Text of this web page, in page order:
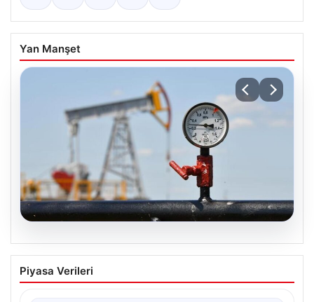
Yan Manşet
Petrol fiyatları 25 Mayıs: Petrol fiyatları
düştü mü, ne kadar oldu? Brent petrol
Piyasa Verileri